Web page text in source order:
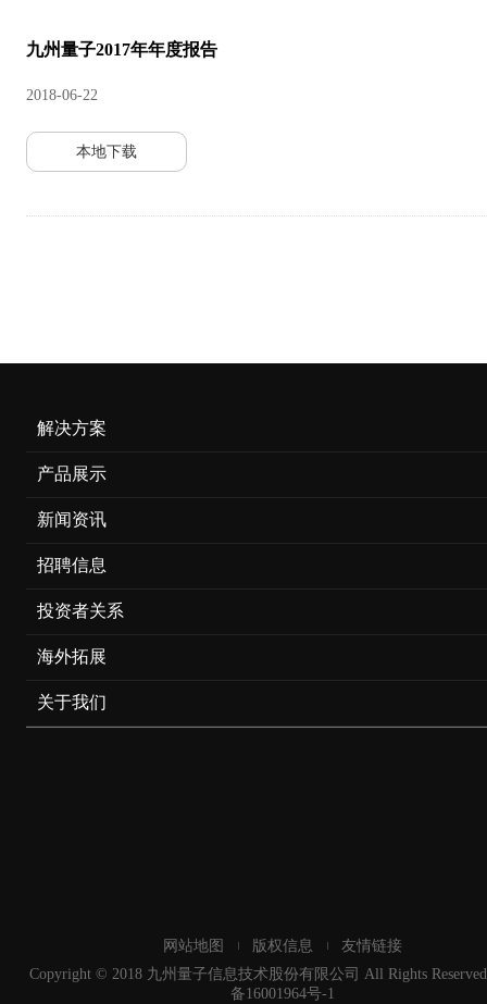
九州量子2017年年度报告
2018-06-22
本地下载
解决方案
产品展示
新闻资讯
招聘信息
投资者关系
海外拓展
关于我们
网站地图 版权信息
友情链接
Copyright © 2018 九州量子信息技术股份有限公司 All Rights
备16001964号-1